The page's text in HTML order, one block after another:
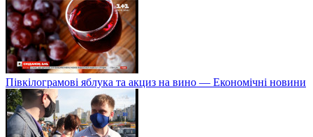
Півкілограмові яблука та акциз на вино — Економічні новини